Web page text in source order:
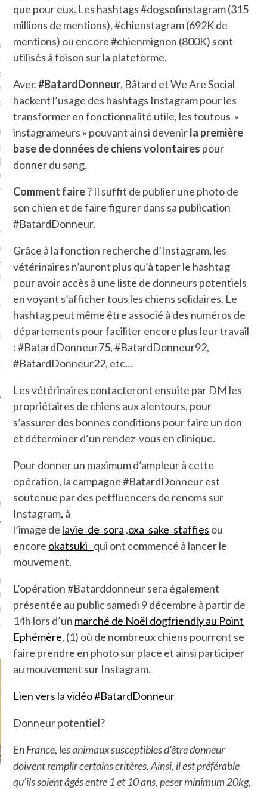
QUI MARCHE
journaliste à France
toujours aimé marcher.
conquis mais en
Je ne suis pas une
je le garde pour ce
je sens, j’entends, je
goûte et ceux que je
! Marcheuse des villes,
des ruines et des
qui Marche
cochère ou pas. Mais
pas d’interdit. Vélo,
bateau…
incite à un autre regard
curiosité. C’est un
surla-femme-qui-
MOI SUR
TWITTER
@Isa_Monrozier
ARCACHON
je t'aime, my little bassin
comment ? "
je ne parle presque que
que pour eux. Les hashtags #dogsofinstagram (315
millions de mentions), #chienstagram (692K de
mentions) ou encore #chienmignon (800K) sont
utilisés à foison sur la plateforme.
Avec#BatardDonneur, Bâtard et We Are Social
hackent l’usage des hashtags Instagram pour les
transformer en fonctionnalité utile, les toutous »
instagrameurs » pouvant ainsi devenirla première
base de données de chiens volontaires pour
donner du sang.
Comment faire? Il suffit de publier une photo de
son chien et de faire figurer dans sa publication
#BatardDonneur.
Grâce à la fonction recherche d’Instagram, les
vétérinaires n’auront plus qu’à taper le hashtag
pour avoir accès à une liste de donneurs potentiels
en voyant s’afficher tous les chiens solidaires. Le
hashtag peut même être associé à des numéros de
départements pour faciliter encore plus leur travail
: #BatardDonneur75, #BatardDonneur92,
#BatardDonneur22, etc…
Les vétérinaires contacteront ensuite par DM les
propriétaires de chiens aux alentours, pour
s’assurer des bonnes conditions pour faire un don
et déterminer d’un rendez-vous en clinique.
Pour donner un maximum d’ampleur à cette
opération, la campagne #BatardDonneur est
soutenue par des petfluencers de renoms sur
Instagram, à
l’image de lavie_de_sora ,oxa_sake_staffies ou
encore okatsuki_ qui ont commencé à lancer le
mouvement.
L’opération #Batarddonneur sera également
présentée au public samedi 9 décembre à partir de
14h lors d’un marché de Noël dogfriendly au Point
Ephémère, (1) où de nombreux chiens pourront se
faire prendre en photo sur place et ainsi participer
au mouvement sur Instagram.
Lien vers la vidéo #BatardDonneur
Donneur potentiel?
En France, les animaux susceptibles d’être donneur
doivent remplir certains critères. Ainsi, il est préférable
qu’ils soient âgés entre 1 et 10 ans, peser minimum 20kg,